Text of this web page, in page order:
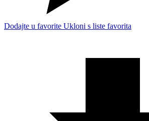
Dodajte u favorite Ukloni s liste favorita